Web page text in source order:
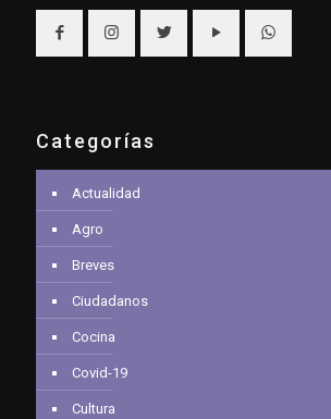
Categorías
Actualidad
Agro
Breves
Ciudadanos
Cocina
Covid-19
Cultura